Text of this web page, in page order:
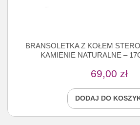
BRANSOLETKA Z KOŁEM
KAMIENIE NATURALNE –
69,00 zł
DODAJ DO